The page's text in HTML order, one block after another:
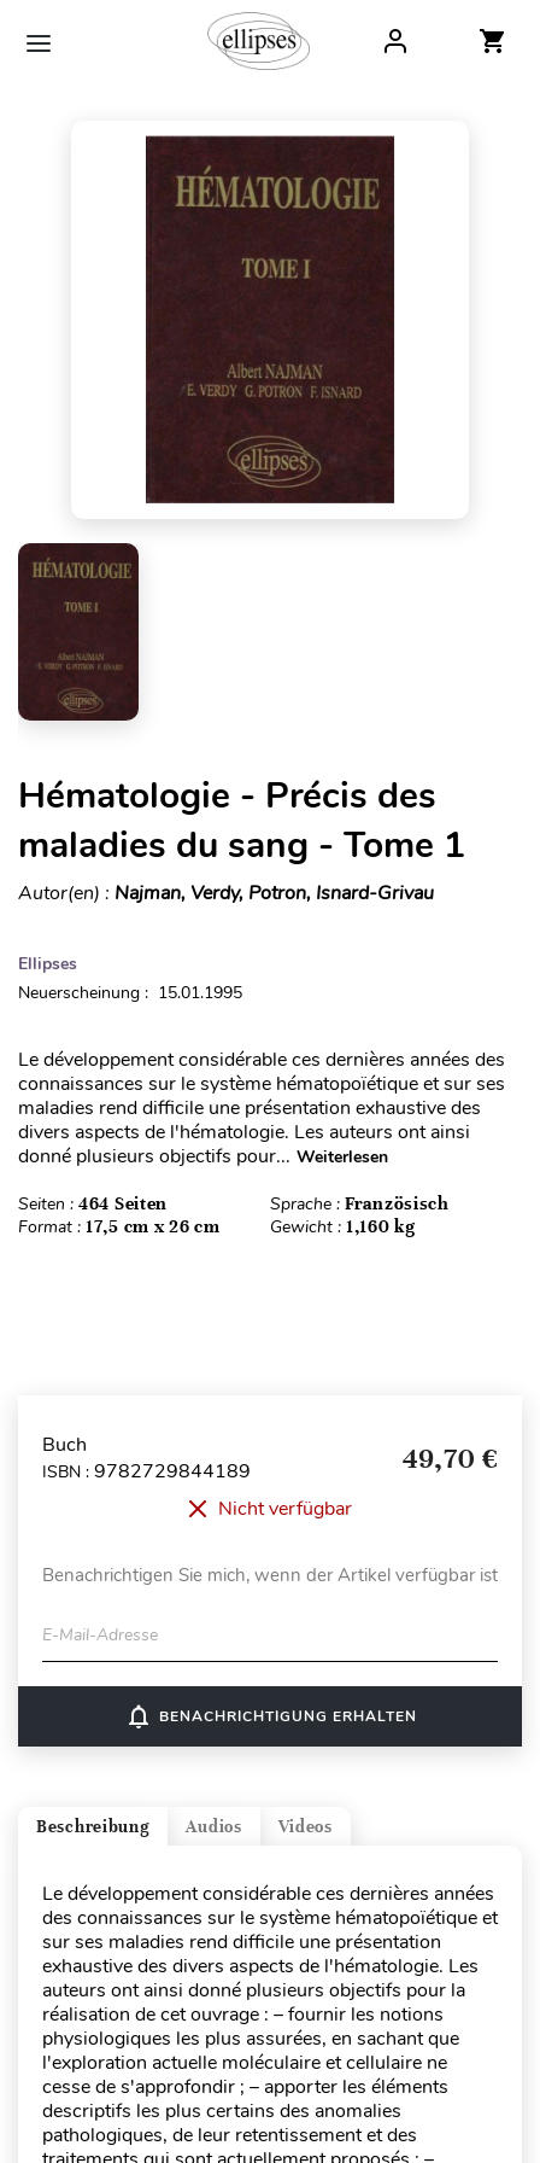
Hématologie - Précis des
maladies du sang - Tome 1
Autor(en) : Najman, Verdy, Potron, Isnard-Grivau
Ellipses
Neuerscheinung : 15.01.1995
Le développement considérable ces dernières années des
connaissances sur le système hématopoïétique et sur ses
maladies rend difficile une présentation exhaustive des
divers aspects de l'hématologie. Les auteurs ont ainsi
donné plusieurs objectifs pour... Weiterlesen
Seiten : 464 Seiten Sprache : Französisch
Format : 17,5 cm x 26 cm Gewicht : 1,160 kg
Buch
ISBN : 9782729844189 49,70 €
Nicht verfügbar
Benachrichtigen Sie mich, wenn der Artikel verfügbar ist
E-Mail-Adresse
notifications_none BENACHRICHTIGUNG ERHALTEN
Videos
Audios
Beschreibung
Le développement considérable ces dernières années
des connaissances sur le système hématopoïétique et
sur ses maladies rend difficile une présentation
exhaustive des divers aspects de l'hématologie. Les
auteurs ont ainsi donné plusieurs objectifs pour la
réalisation de cet ouvrage : – fournir les notions
physiologiques les plus assurées, en sachant que
l'exploration actuelle moléculaire et cellulaire ne
cesse de s'approfondir ; – apporter les éléments
descriptifs les plus certains des anomalies
pathologiques, de leur retentissement et des